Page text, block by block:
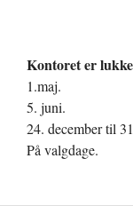
Kontoret er
1.maj.
5. juni.
24. december til
På valgdage.